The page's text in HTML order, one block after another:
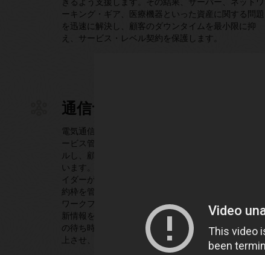
ーキング・ギア、医療機器といった資産に関する問題
を迅速に解決し、顧客のダウンタイムを最小限に抑
え、サービス・レベル契約を保護します。
通信サービスプロバイダー
電気通信事業者やケーブル事業者は、フィールド・サ
ービス管理を使用して、新しいサービスをインストー
ルし、顧客の施設内でネットワークの問題を解決して
います。Oracle Field Serviceは、通信サービス・プロバ
イダーが、分散した大規模な技術者チームと過密な予
約枠を管理できるよう支援します。ルート、技術者の
ワークフローを最適化し、技術者の居場所に関する最
新情報を顧客に提供することで、プロバイダーは予約
の待ち時間を短縮し、初回のインストール成功率を向
上させ、加入者の満足度を高めることができます。